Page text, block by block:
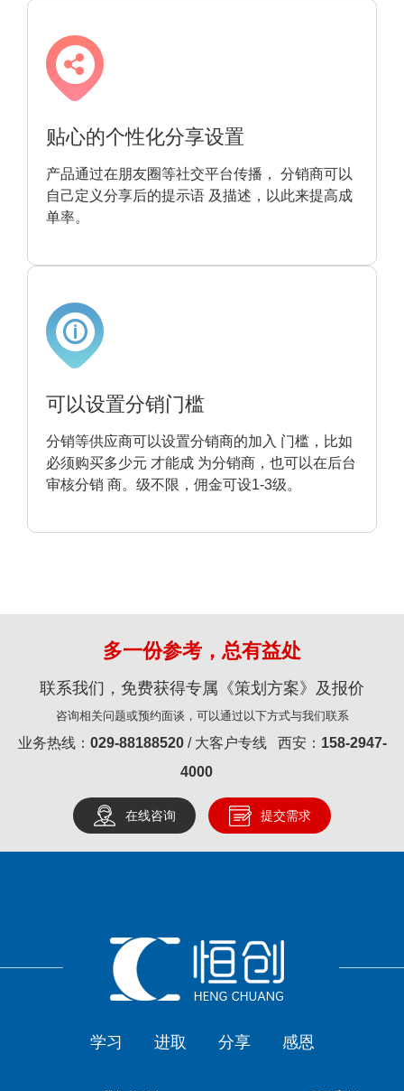
贴心的个性化分享设置
产品通过在朋友圈等社交平台传播， 分销商可以
自己定义分享后的提示语 及描述，以此来提高成
单率。
可以设置分销门槛
分销等供应商可以设置分销商的加入 门槛，比如
必须购买多少元 才能成 为分销商，也可以在后台
审核分销 商。级不限，佣金可设1-3级。
多一份参考，总有益处
联系我们，免费获得专属《策划方案》及报价
咨询相关问题或预约面谈，可以通过以下方式与我们联系
业务热线： 029-88188520/ 大客户专线 西安： 158-2947-
4000
在线咨询 提交需求
学习 进取 分享 感恩